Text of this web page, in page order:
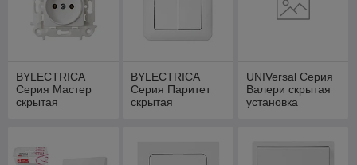
BYLECTRICA
Серия Мастер
скрытая
BYLECTRICA
Серия Паритет
скрытая
UNIVersal Серия
Валери скрытая
установка